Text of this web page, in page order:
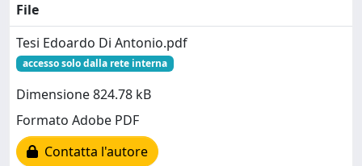
File
Tesi Edoardo Di Antonio.pdf
accesso solo dalla rete interna
Dimensione 824.78 kB
Formato Adobe PDF
Contatta l'autore